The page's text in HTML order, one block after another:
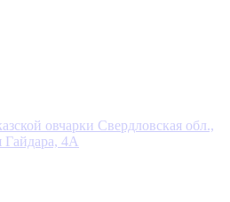
овчарки Свердловская обл.,
Гайдара, 4А